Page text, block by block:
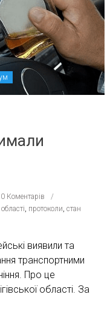
0 Коментарів
, протоколи, стан
виявили та
транспортними
Про це
області. За